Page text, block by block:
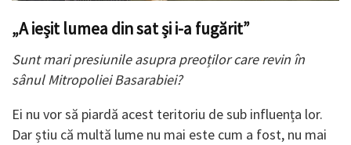
„A ieșit lumea din sat și i-a fugărit”
Sunt mari presiunile asupra preoților care revin în
sânul Mitropoliei Basarabiei?
Ei nu vor să piardă acest teritoriu de sub influența lor.
Dar știu că multă lume nu mai este cum a fost, nu mai